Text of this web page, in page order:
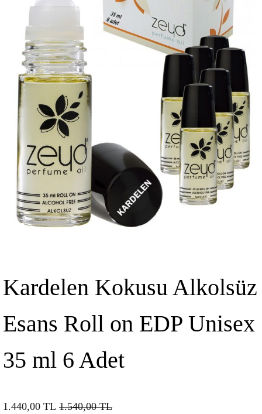
Kardelen Kokusu Alkolsüz
Esans Roll on EDP Unisex
35 ml 6 Adet
1.440,00 TL 1.540,00TL